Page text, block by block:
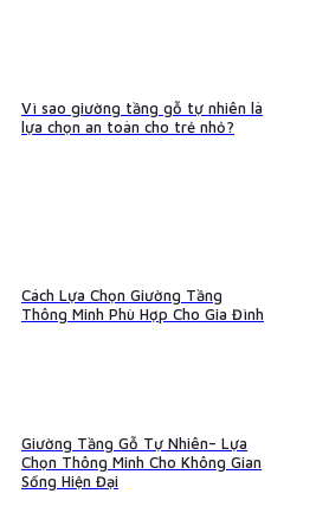
Vì sao giường tầng gỗ tự nhiên là
lựa chọn an toàn cho trẻ nhỏ?
Cách Lựa Chọn Giường Tầng
Thông Minh Phù Hợp Cho Gia Đình
Giường Tầng Gỗ Tự Nhiên– Lựa
Chọn Thông Minh Cho Không Gian
Sống Hiện Đại